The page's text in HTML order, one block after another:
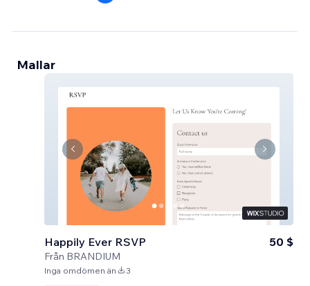
Mallar
Happily Ever RSVP
Från BRANDIUM
50 $
Inga omdömen än 3